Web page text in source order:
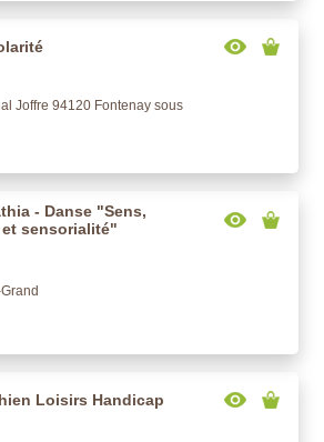
Joffre 94120 Fontenay sous
- Danse "Sens,
sensorialité"
Loisirs Handicap